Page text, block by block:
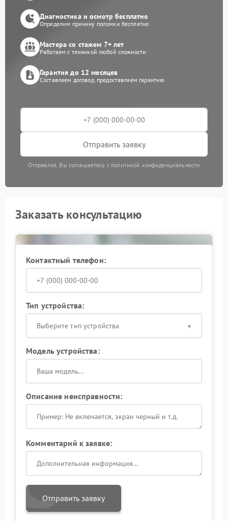
Диагностика и осмотр бесплатно
Определим причину поломки бесплатно
Мастера со стажем 7+ лет
Работаем с техникой любой сложности
Гарантия до 12 месяцев
Составляем договор, предоставляем гарантию
Отправить заявку
Отправляя, Вы соглашаетесь с политикой конфиденциальности
Заказать консультацию
Контактный телефон:
Тип устройства:
Выберите тип устройства
Модель устройства:
Описание неисправности:
Комментарий к заявке:
Отправить заявку